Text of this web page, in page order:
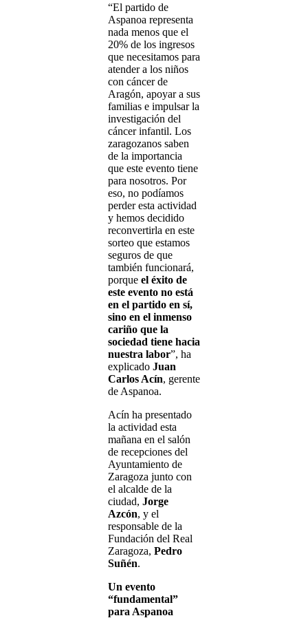
“El partido de
Aspanoa representa
nada menos que el
20% de los ingresos
que necesitamos para
atender a los niños
con cáncer de
Aragón, apoyar a sus
familias e impulsar la
investigación del
cáncer infantil. Los
zaragozanos saben
de la importancia
que este evento tiene
para nosotros. Por
eso, no podíamos
perder esta actividad
y hemos decidido
reconvertirla en este
sorteo que estamos
seguros de que
también funcionará,
porque el éxito de
este evento no está
en el partido en sí,
sino en el inmenso
cariño que la
sociedad tiene hacia
nuestra labor”, ha
explicado Juan
Carlos Acín, gerente
de Aspanoa.
Acín ha presentado
la actividad esta
mañana en el salón
de recepciones del
Ayuntamiento de
Zaragoza junto con
el alcalde de la
ciudad, Jorge
Azcón, y el
responsable de la
Fundación del Real
Zaragoza, Pedro
Suñén.
Un evento
“fundamental”
para Aspanoa